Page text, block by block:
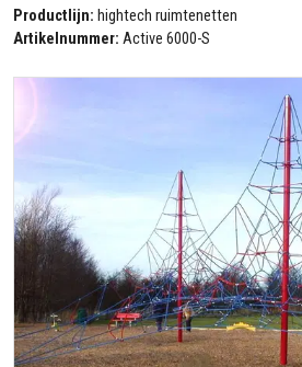
Productlijn: hightech ruimtenetten
Artikelnummer: Active 6000-S